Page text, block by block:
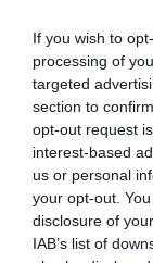
If you wish to
processing of
targeted
section to
opt-out request
interest-based
us or personal
your opt-out.
disclosure of
IAB’s list of
16” ekran
dzięki
Procesor
przy
16 GB RAM i
płynna praca
Czytnik linii
poziomie